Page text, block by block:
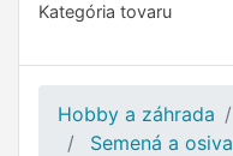
Kategória tovaru
Hobby a záhrada
Semená a osiva